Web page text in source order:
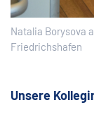
Natalia Borysova
Friedrichshafen
Unsere